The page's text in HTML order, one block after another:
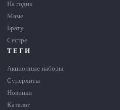
На годик
Маме
Брату
Сестре
ТЕГИ
Акционные наборы
Суперхиты
Новинки
Каталог